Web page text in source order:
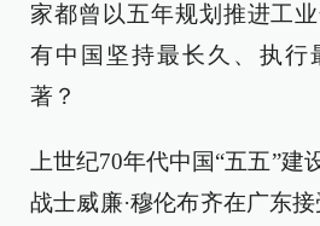
家都曾以五年规划推进工
有中国坚持最长久、执行
著？
上世纪70年代中国“五五”
战士威廉·穆伦布齐在广东